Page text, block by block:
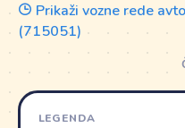
Prikaži vozne rede
(715051)
LEGENDA